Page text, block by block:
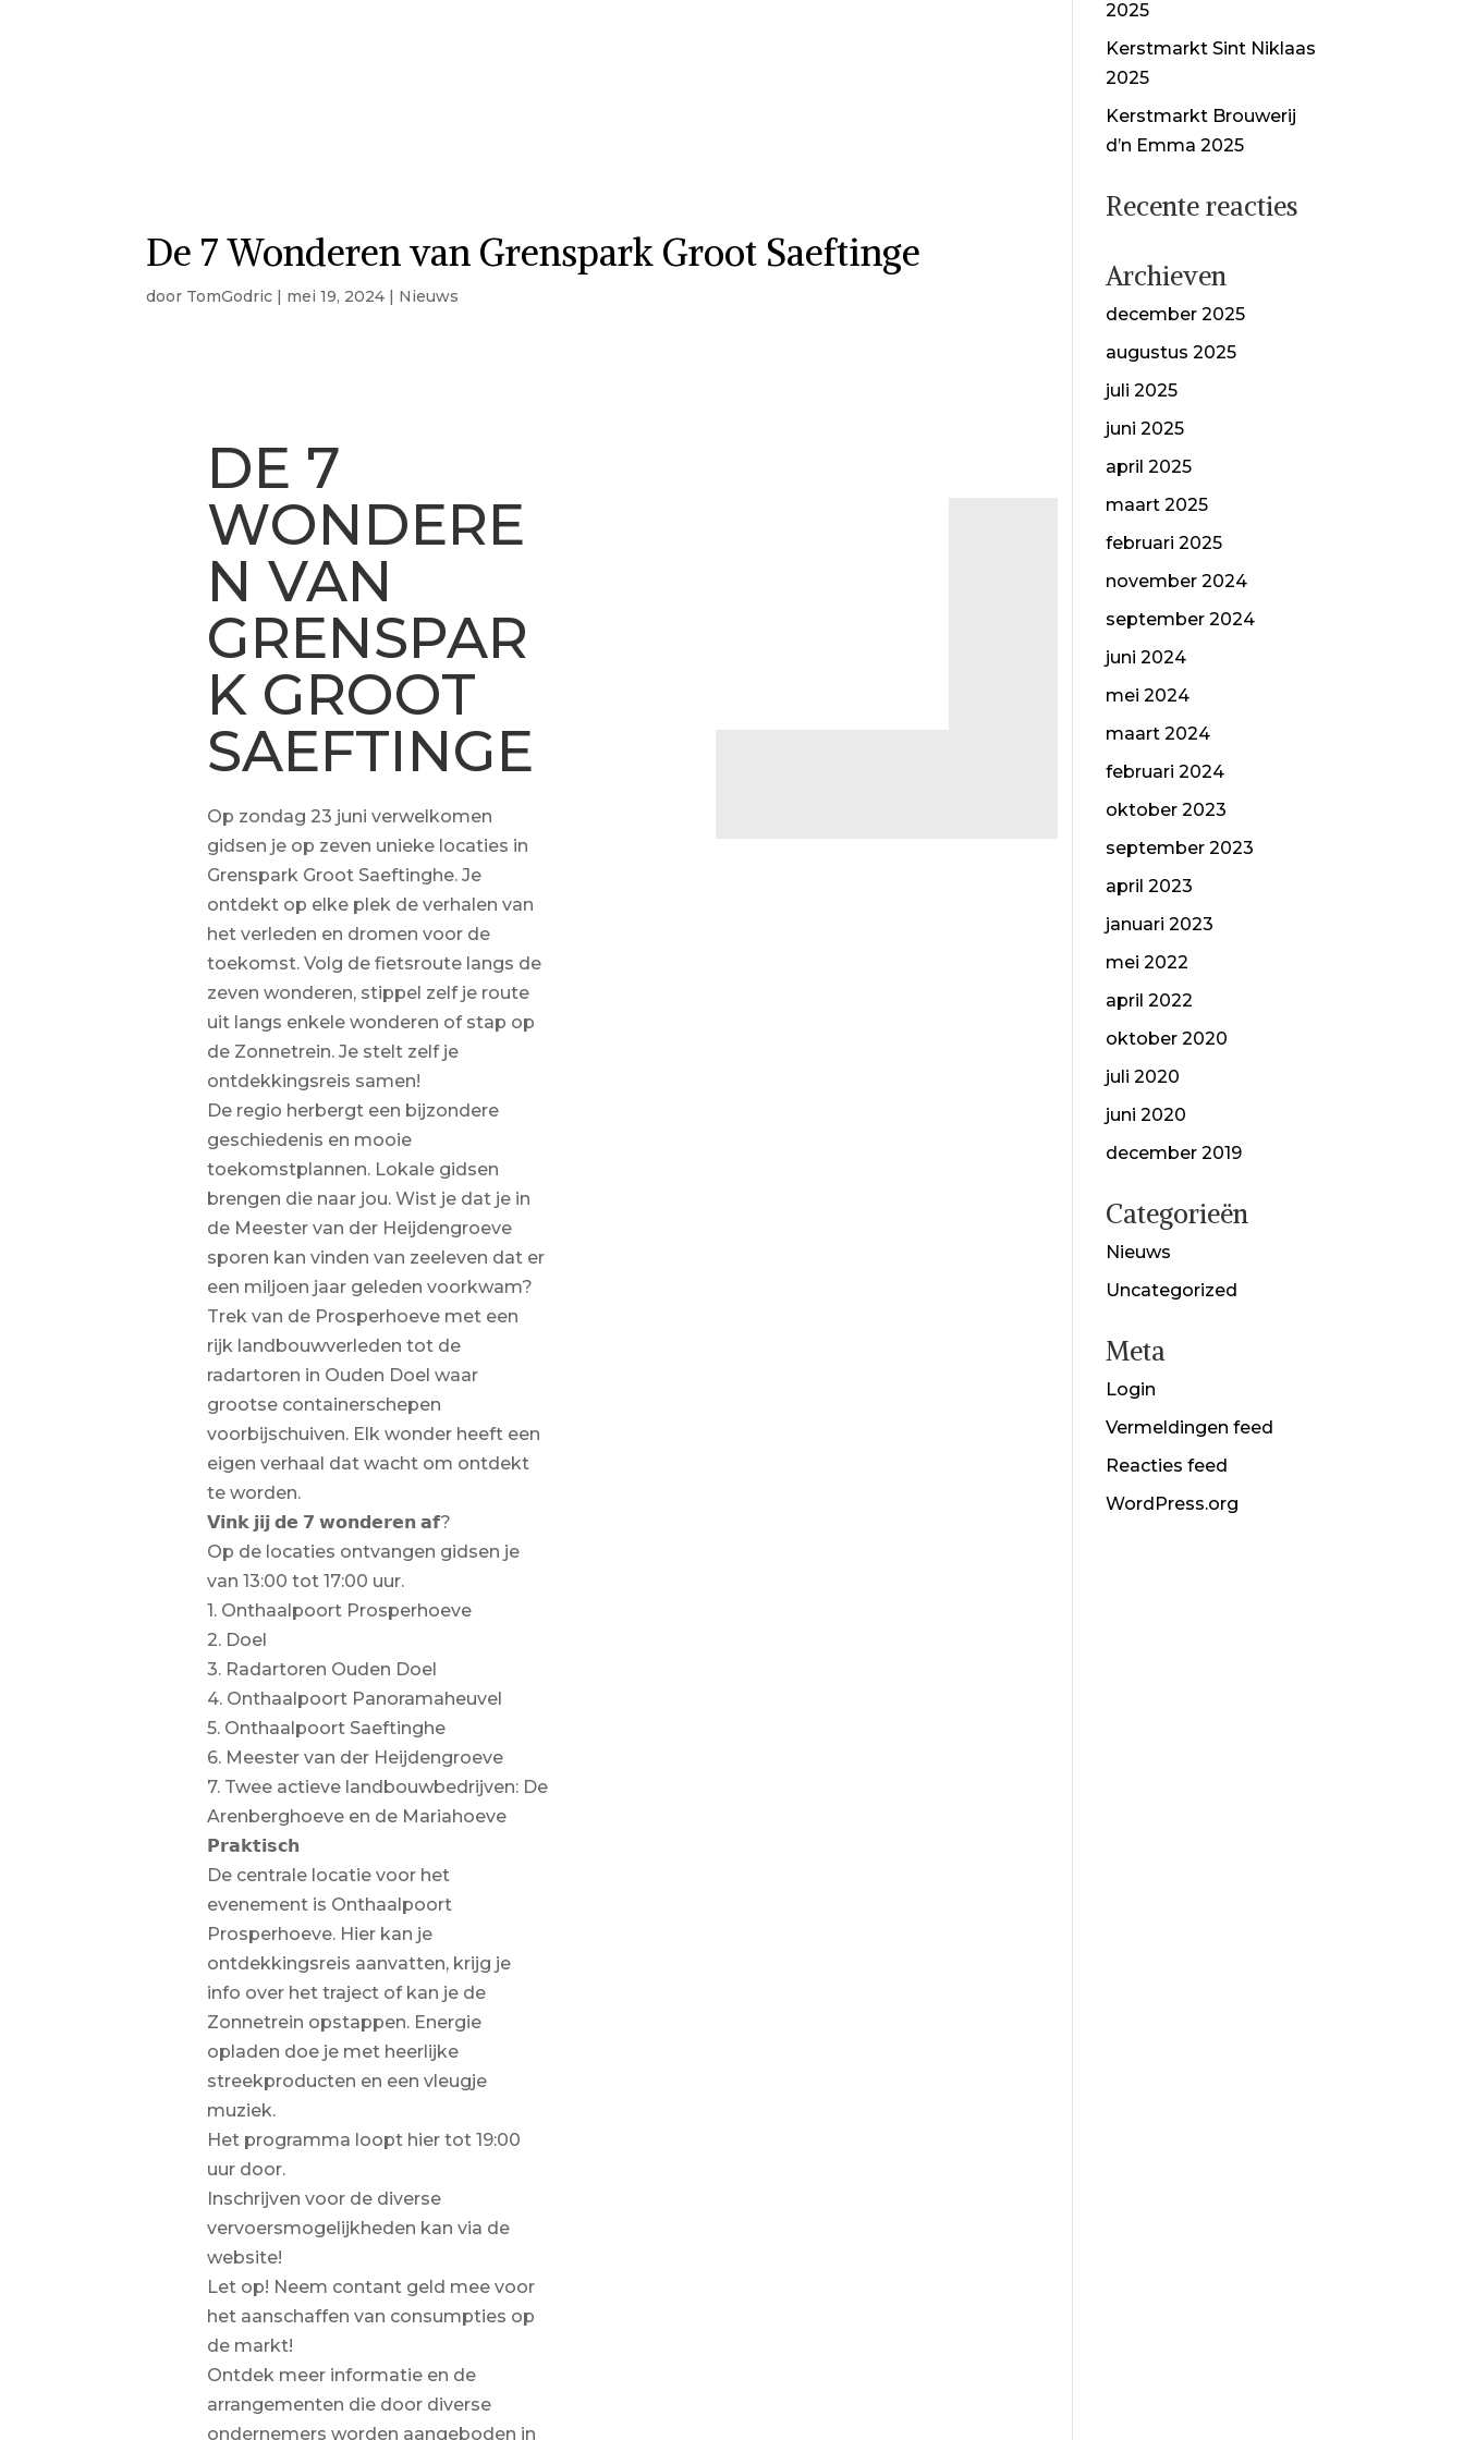
De 7 Wonderen van Grenspark Groot Saeftinge
door TomGodric | mei 19, 2024 | Nieuws
DE 7
WONDERE
N VAN
GRENSPAR
K GROOT
SAEFTINGE
Op zondag 23 juni verwelkomen
gidsen je op zeven unieke locaties in
Grenspark Groot Saeftinghe. Je
ontdekt op elke plek de verhalen van
het verleden en dromen voor de
toekomst. Volg de fietsroute langs de
zeven wonderen, stippel zelf je route
uit langs enkele wonderen of stap op
de Zonnetrein. Je stelt zelf je
ontdekkingsreis samen!
De regio herbergt een bijzondere
geschiedenis en mooie
toekomstplannen. Lokale gidsen
brengen die naar jou. Wist je dat je in
de Meester van der Heijdengroeve
sporen kan vinden van zeeleven dat er
een miljoen jaar geleden voorkwam?
Trek van de Prosperhoeve met een
rijk landbouwverleden tot de
radartoren in Ouden Doel waar
grootse containerschepen
voorbijschuiven. Elk wonder heeft een
eigen verhaal dat wacht om ontdekt
te worden.
𝗩𝗶𝗻𝗸 𝗷𝗶𝗷 𝗱𝗲 𝟳 𝘄𝗼𝗻𝗱𝗲𝗿𝗲𝗻 𝗮𝗳?
Op de locaties ontvangen gidsen je
van 13:00 tot 17:00 uur.
1. Onthaalpoort Prosperhoeve
2. Doel
3. Radartoren Ouden Doel
4. Onthaalpoort Panoramaheuvel
5. Onthaalpoort Saeftinghe
6. Meester van der Heijdengroeve
7. Twee actieve landbouwbedrijven: De
Arenberghoeve en de Mariahoeve
𝗣𝗿𝗮𝗸𝘁𝗶𝘀𝗰𝗵
De centrale locatie voor het
evenement is Onthaalpoort
Prosperhoeve. Hier kan je
ontdekkingsreis aanvatten, krijg je
info over het traject of kan je de
Zonnetrein opstappen. Energie
opladen doe je met heerlijke
streekproducten en een vleugje
muziek.
Het programma loopt hier tot 19:00
uur door.
Inschrijven voor de diverse
vervoersmogelijkheden kan via de
website!
Let op! Neem contant geld mee voor
het aanschaffen van consumpties op
de markt!
Ontdek meer informatie en de
arrangementen die door diverse
ondernemers worden aangeboden in
2025
Kerstmarkt Sint Niklaas
2025
Kerstmarkt Brouwerij
d’n Emma 2025
Recente reacties
Archieven
december 2025
augustus 2025
juli 2025
juni 2025
april 2025
maart 2025
februari 2025
november 2024
september 2024
juni 2024
mei 2024
maart 2024
februari 2024
oktober 2023
september 2023
april 2023
januari 2023
mei 2022
april 2022
oktober 2020
juli 2020
juni 2020
december 2019
Categorieën
Nieuws
Uncategorized
Meta
Login
Vermeldingen feed
Reacties feed
WordPress.org